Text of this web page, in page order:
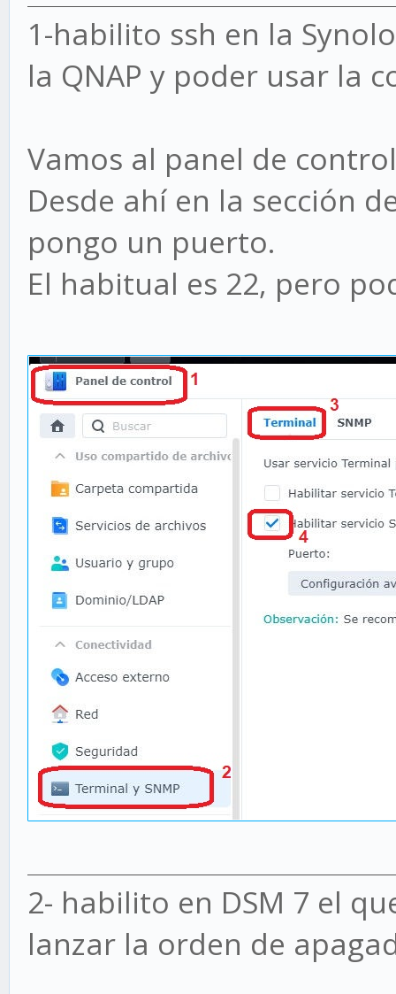
1-habilito ssh en la
la QNAP y poder usar la
Vamos al panel de
Desde ahí en la sección
pongo un puerto.
El habitual es 22, pero
2- habilito en DSM 7 el
lanzar la orden de